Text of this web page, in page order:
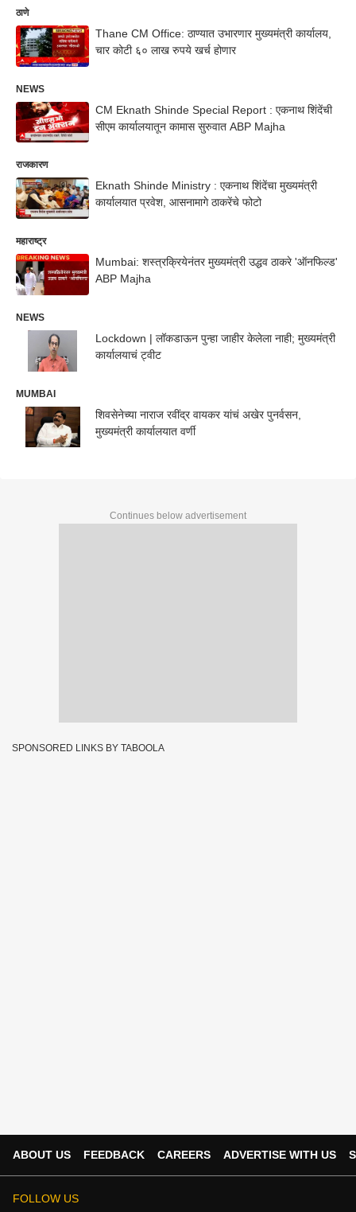
ठाणे
Thane CM Office: ठाण्यात उभारणार मुख्यमंत्री कार्यालय,
चार कोटी ६० लाख रुपये खर्च होणार
NEWS
CM Eknath Shinde Special Report : एकनाथ शिंदेंची
सीएम कार्यालयातून कामास सुरुवात ABP Majha
राजकारण
Eknath Shinde Ministry : एकनाथ शिंदेंचा मुख्यमंत्री
कार्यालयात प्रवेश, आसनामागे ठाकरेंचे फोटो
महाराष्ट्र
Mumbai: शस्त्रक्रियेनंतर मुख्यमंत्री उद्धव ठाकरे 'ऑनफिल्ड'
ABP Majha
NEWS
Lockdown | लॉकडाऊन पुन्हा जाहीर केलेला नाही; मुख्यमंत्री
कार्यालयाचं ट्वीट
MUMBAI
शिवसेनेच्या नाराज रवींद्र वायकर यांचं अखेर पुनर्वसन,
मुख्यमंत्री कार्यालयात वर्णी
Continues below advertisement
SPONSORED LINKS BY TABOOLA
ABOUT US FEEDBACK CAREERS ADVERTISE WITH US
FOLLOW US